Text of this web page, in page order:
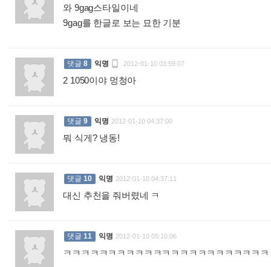
와 9gag스타일이네
9gag를 한글로 보는 묘한 기분
댓글 8 익명  2012-01-10 03:59:07
2 1050이야 멍청아
댓글 9 익명 2012-01-10 04:37:00
뭐 식게? 냉동!
댓글 10 익명 2012-01-10 04:37:11
대신 추천을 줘버렸네 ㅋ
댓글 11 익명 2012-01-10 05:10:06
ㅋㅋㅋㅋㅋㅋㅋㅋㅋㅋㅋㅋㅋㅋㅋㅋㅋㅋㅋㅋㅋㅋ